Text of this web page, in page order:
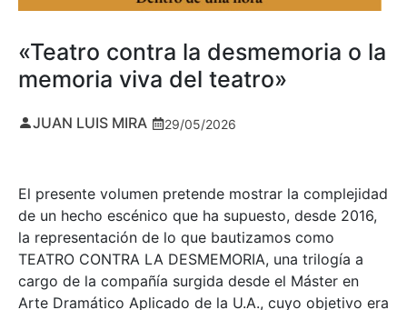
«Teatro contra la desmemoria o la
memoria viva del teatro»
JUAN LUIS MIRA 29/05/2026
El presente volumen pretende mostrar la complejidad
de un hecho escénico que ha supuesto, desde 2016,
la representación de lo que bautizamos como
TEATRO CONTRA LA DESMEMORIA, una trilogía a
cargo de la compañía surgida desde el Máster en
Arte Dramático Aplicado de la U.A., cuyo objetivo era